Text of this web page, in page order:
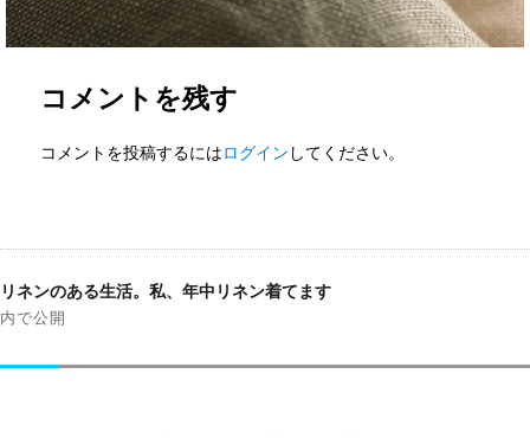
コメントを残す
コメントを投稿するにはログイン してください。
稿
ナ
ゲ
リネンのある生活。私、年中リネン着てます
内で公開